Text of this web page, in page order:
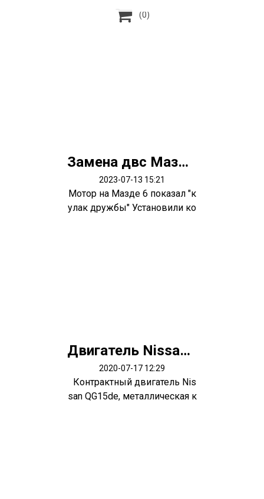
 (0)
Замена двс Мазда 6
2023-07-13 15:21
Мотор на Мазде 6 показал "к
улак дружбы" Установили ко
Двигатель Nissan QG15de
2020-07-17 12:29
Контрактный двигатель Nis
san QG15de, металлическая к